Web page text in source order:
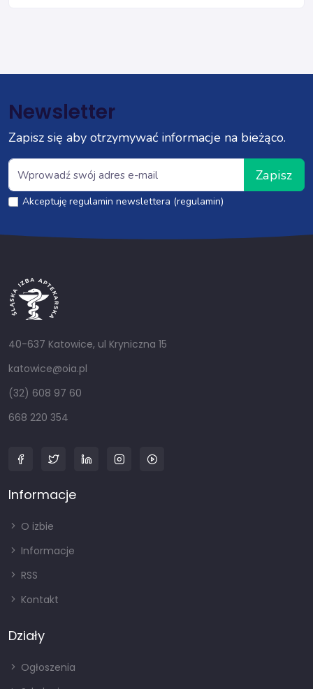
Newsletter
Zapisz się aby otrzymywać informacje na bieżąco.
Zapisz
Akceptuję regulamin newslettera (regulamin)
40-637 Katowice, ul Kryniczna 15
katowice@oia.pl
(32) 608 97 60
668 220 354
Informacje
O izbie
Informacje
RSS
Kontakt
Działy
Ogłoszenia